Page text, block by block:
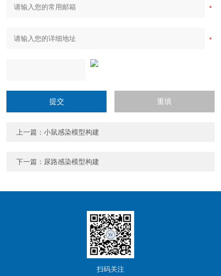
上一篇：小鼠感染模型构建
下一篇： 尿路感染模型构建
扫码关注